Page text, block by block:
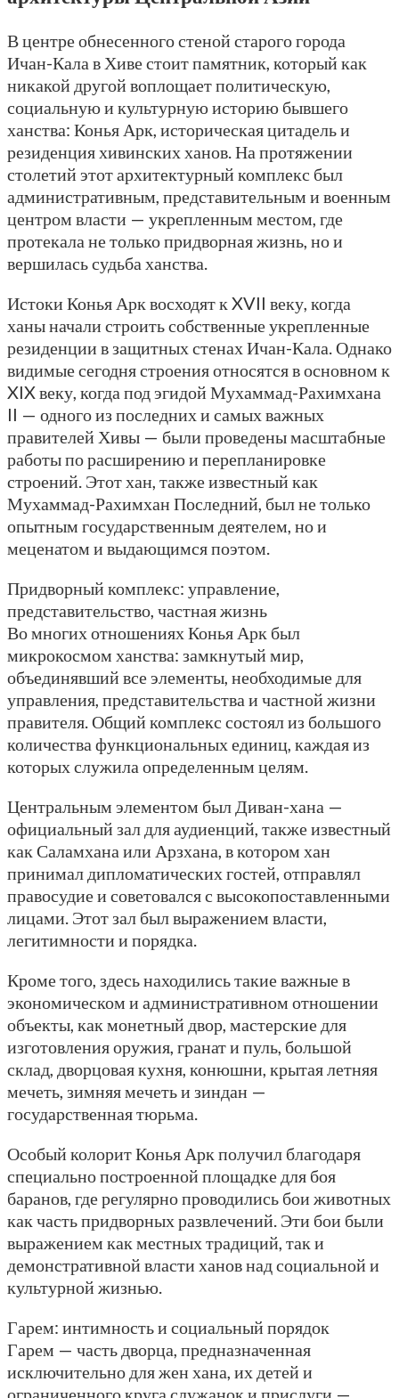
В центре обнесенного стеной старого города
Ичан-Кала в Хиве стоит памятник, который как
никакой другой воплощает политическую,
социальную и культурную историю бывшего
ханства: Конья Арк, историческая цитадель и
резиденция хивинских ханов. На протяжении
столетий этот архитектурный комплекс был
административным, представительным и военным
центром власти — укрепленным местом, где
протекала не только придворная жизнь, но и
вершилась судьба ханства.
Истоки Конья Арк восходят к XVII веку, когда
ханы начали строить собственные укрепленные
резиденции в защитных стенах Ичан-Кала. Однако
видимые сегодня строения относятся в основном к
XIX веку, когда под эгидой Мухаммад-Рахимхана
II — одного из последних и самых важных
правителей Хивы — были проведены масштабные
работы по расширению и перепланировке
строений. Этот хан, также известный как
Мухаммад-Рахимхан Последний, был не только
опытным государственным деятелем, но и
меценатом и выдающимся поэтом.
Придворный комплекс: управление,
представительство, частная жизнь
Во многих отношениях Конья Арк был
микрокосмом ханства: замкнутый мир,
объединявший все элементы, необходимые для
управления, представительства и частной жизни
правителя. Общий комплекс состоял из большого
количества функциональных единиц, каждая из
которых служила определенным целям.
Центральным элементом был Диван-хана —
официальный зал для аудиенций, также известный
как Саламхана или Арзхана, в котором хан
принимал дипломатических гостей, отправлял
правосудие и советовался с высокопоставленными
лицами. Этот зал был выражением власти,
легитимности и порядка.
Кроме того, здесь находились такие важные в
экономическом и административном отношении
объекты, как монетный двор, мастерские для
изготовления оружия, гранат и пуль, большой
склад, дворцовая кухня, конюшни, крытая летняя
мечеть, зимняя мечеть и зиндан —
государственная тюрьма.
Особый колорит Конья Арк получил благодаря
специально построенной площадке для боя
баранов, где регулярно проводились бои животных
как часть придворных развлечений. Эти бои были
выражением как местных традиций, так и
демонстративной власти ханов над социальной и
культурной жизнью.
Гарем: интимность и социальный порядок
Гарем — часть дворца, предназначенная
исключительно для жен хана, их детей и